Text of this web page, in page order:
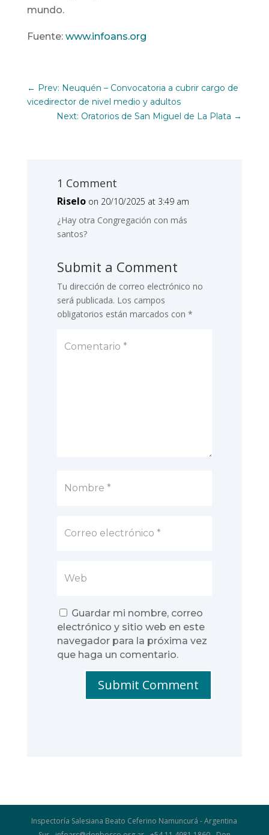
mundo.
Fuente: www.infoans.org
← Prev: Neuquén – Convocatoria a cubrir cargo de
vicedirector de nivel medio y adultos
Next: Oratorios de San Miguel de La Plata →
1 Comment
Riselo on 20/10/2025 at 3:49 am
¿Hay otra Congregación con más
santos?
Submit a Comment
Tu dirección de correo electrónico no
será publicada. Los campos
obligatorios están marcados con *
Guardar mi nombre, correo
electrónico y sitio web en este
navegador para la próxima vez
que haga un comentario.
Submit Comment
Inspectoría Salesiana Beato Ceferino Namuncurá - Argentina